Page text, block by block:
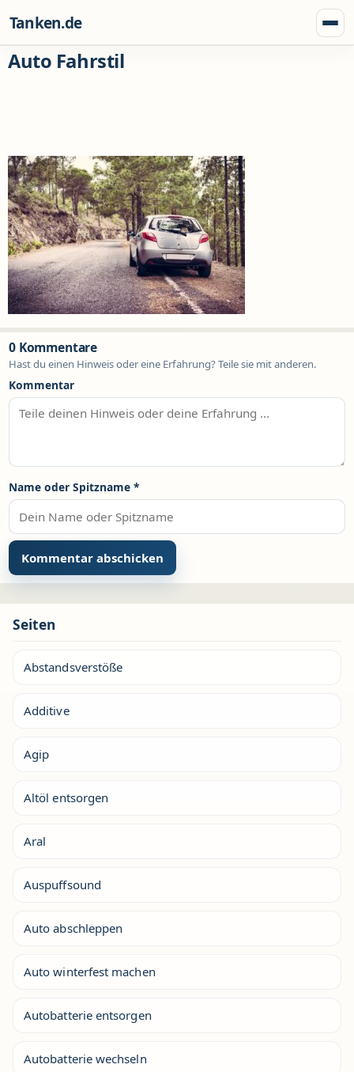
Tanken.de
Auto Fahrstil
0 Kommentare
Hast du einen Hinweis oder eine Erfahrung? Teile sie mit anderen.
Kommentar
Name oder Spitzname *
Seiten
Abstandsverstöße
Additive
Agip
Altöl entsorgen
Aral
Auspuffsound
Auto abschleppen
Auto winterfest machen
Autobatterie entsorgen
Autobatterie wechseln